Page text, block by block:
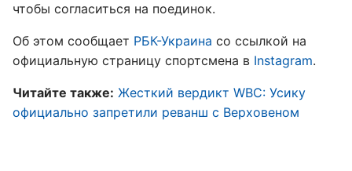
чтобы согласиться на поединок.
Об этом сообщает РБК-Украина со ссылкой на
официальную страницу спортсмена в Instagram.
Читайте также: Жесткий вердикт WBC: Усику
официально запретили реванш с Верховеном